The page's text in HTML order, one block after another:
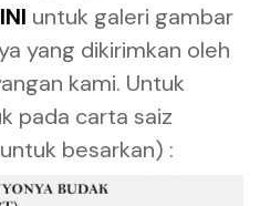
untuk galeri gambar
yang dikirimkan oleh
kami. Untuk
pada carta saiz
besarkan) :